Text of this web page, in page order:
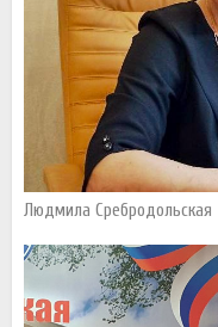
Людмила Сребродольская